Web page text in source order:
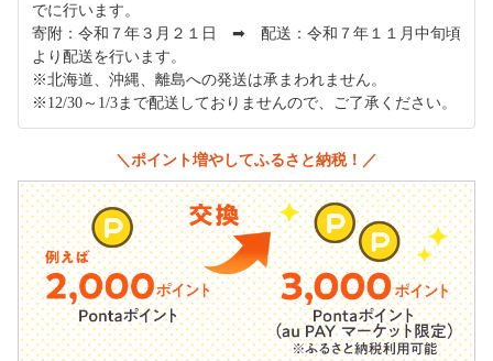
でに行います。
寄附：令和７年３月２１日 ➡ 配送：令和７年１１月中旬頃
より配送を行います。
※北海道、沖縄、離島への発送は承まわれません。
※12/30～1/3まで配送しておりませんので、ご了承ください。
＼ポイント増やしてふるさと納税！／